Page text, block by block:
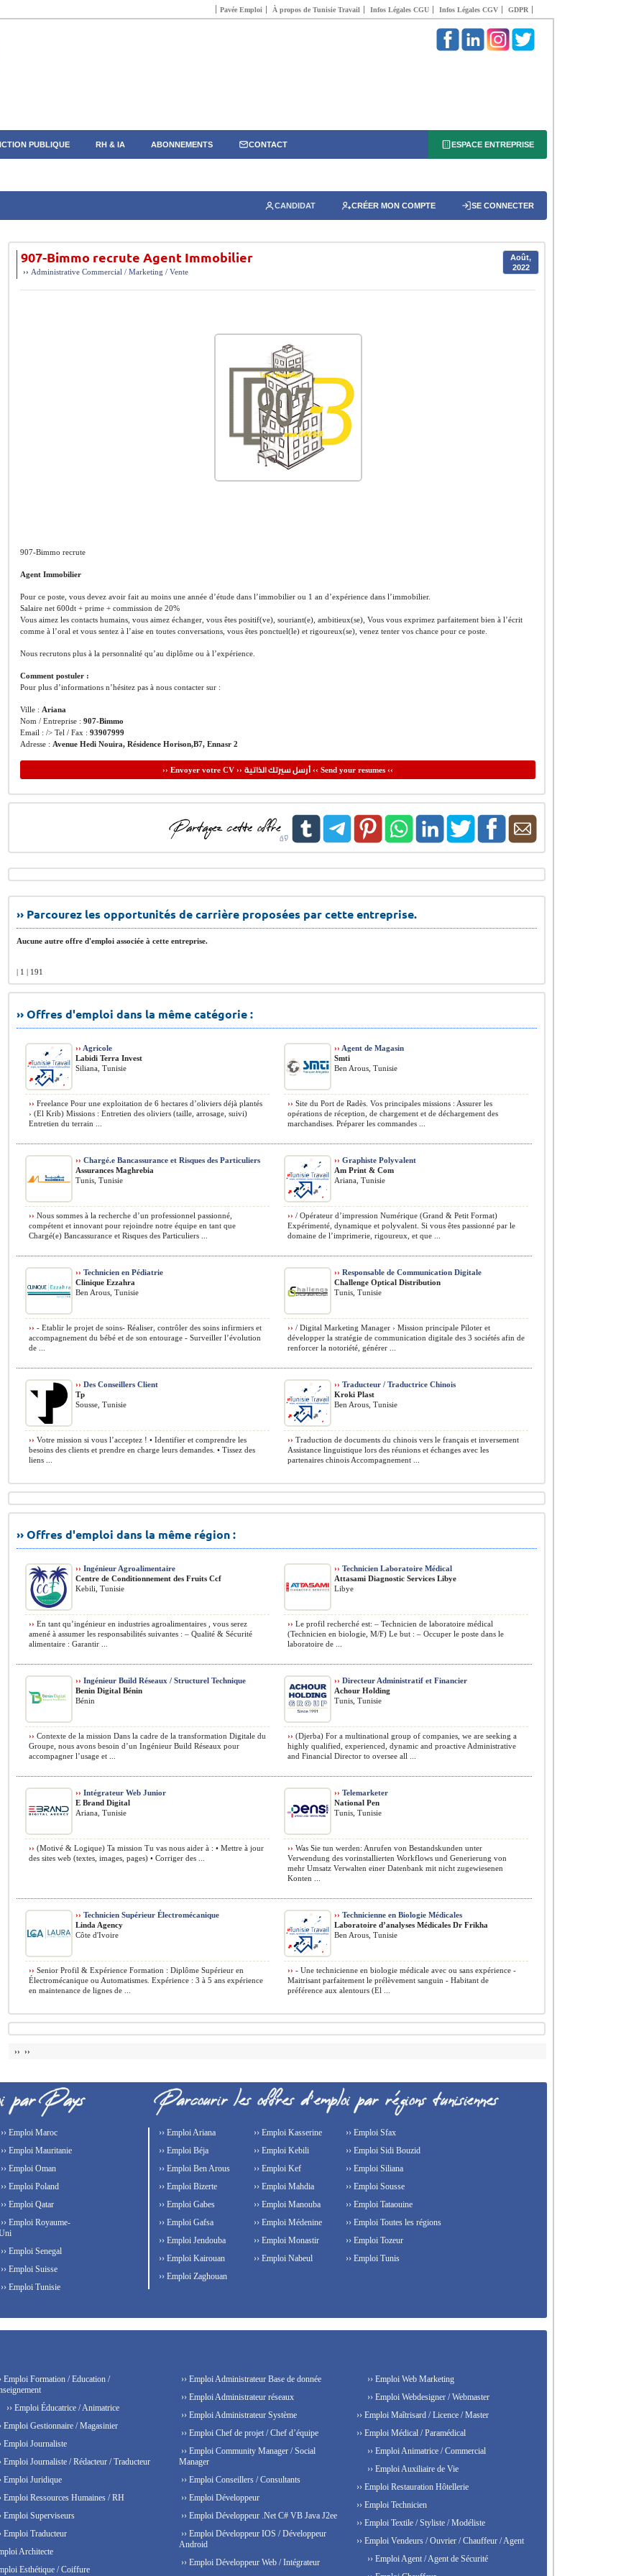
Pavée Emploi À propos de Tunisie Travail Infos Légales CGU Infos Légales CGV GDPR
PUBLIQUE RH & IA ABONNEMENTS CONTACT ESPACE ENTREPRISE
CANDIDAT CRÉER MON COMPTE SE CONNECTER
907-Bimmo recrute Agent Immobilier
Août,
2022
›› Administrative Commercial / Marketing / Vente
907-Bimmo recrute
Agent Immobilier
Pour ce poste, vous devez avoir fait au moins une année d’étude dans l’immobilier ou 1 an d’expérience dans l’immobilier.
Salaire net 600dt + prime + commission de 20%
Vous aimez les contacts humains, vous aimez échanger, vous êtes positif(ve), souriant(e), ambitieux(se), Vous vous exprimez parfaitement bien à l’écrit
comme à l’oral et vous sentez à l’aise en toutes conversations, vous êtes ponctuel(le) et rigoureux(se), venez tenter vos chance pour ce poste.
Nous recrutons plus à la personnalité qu’au diplôme ou à l’expérience.
Comment postuler :
Pour plus d’informations n’hésitez pas à nous contacter sur :
Ville : Ariana
Nom / Entreprise : 907-Bimmo
Email : /> Tel / Fax : 93907999
Adresse : Avenue Hedi Nouira, Résidence Horison,B7, Ennasr 2
›› Envoyer votre CV ›› أرسل سيرتك الذاتية‹‹ Send your resumes ‹‹
›› Parcourez les opportunités de carrière proposées par cette entreprise.
Aucune autre offre d'emploi associée à cette entreprise.
| 1 | 191
›› Offres d'emploi dans la même catégorie :
›› Agricole
Labidi Terra Invest
Siliana, Tunisie
›› Freelance Pour une exploitation de 6 hectares d’oliviers déjà plantés
› (El Krib) Missions : Entretien des oliviers (taille, arrosage, suivi)
Entretien du terrain ...
›› Agent de Magasin
Smti
Ben Arous, Tunisie
›› Site du Port de Radès. Vos principales missions : Assurer les
opérations de réception, de chargement et de déchargement des
marchandises. Préparer les commandes ...
›› Chargé.e Bancassurance et Risques des Particuliers
Assurances Maghrebia
Tunis, Tunisie
›› Nous sommes à la recherche d’un professionnel passionné,
compétent et innovant pour rejoindre notre équipe en tant que
Chargé(e) Bancassurance et Risques des Particuliers ...
›› Graphiste Polyvalent
Am Print & Com
Ariana, Tunisie
›› / Opérateur d’impression Numérique (Grand & Petit Format)
Expérimenté, dynamique et polyvalent. Si vous êtes passionné par le
domaine de l’imprimerie, rigoureux, et que ...
›› Technicien en Pédiatrie
Clinique Ezzahra
Ben Arous, Tunisie
›› - Etablir le projet de soins- Réaliser, contrôler des soins infirmiers et
accompagnement du bébé et de son entourage - Surveiller l’évolution
de ...
›› Responsable de Communication Digitale
Challenge Optical Distribution
Tunis, Tunisie
›› / Digital Marketing Manager › Mission principale Piloter et
développer la stratégie de communication digitale des 3 sociétés afin de
renforcer la notoriété, générer ...
›› Des Conseillers Client
Tp
Sousse, Tunisie
›› Votre mission si vous l’acceptez ! • Identifier et comprendre les
besoins des clients et prendre en charge leurs demandes. • Tissez des
liens ...
›› Traducteur / Traductrice Chinois
Kroki Plast
Ben Arous, Tunisie
›› Traduction de documents du chinois vers le français et inversement
Assistance linguistique lors des réunions et échanges avec les
partenaires chinois Accompagnement ...
›› Offres d'emploi dans la même région :
›› Ingénieur Agroalimentaire
Centre de Conditionnement des Fruits Ccf
Kebili, Tunisie
›› En tant qu’ingénieur en industries agroalimentaires , vous serez
amené à assumer les responsabilités suivantes : – Qualité & Sécurité
alimentaire : Garantir ...
›› Technicien Laboratoire Médical
Attasami Diagnostic Services Libye
Libye
›› Le profil recherché est: – Technicien de laboratoire médical
(Technicien en biologie, M/F) Le but : – Occuper le poste dans le
laboratoire de ...
›› Ingénieur Build Réseaux / Structurel Technique
Benin Digital Bénin
Bénin
›› Contexte de la mission Dans la cadre de la transformation Digitale du
Groupe, nous avons besoin d’un Ingénieur Build Réseaux pour
accompagner l’usage et ...
›› Directeur Administratif et Financier
Achour Holding
Tunis, Tunisie
›› (Djerba) For a multinational group of companies, we are seeking a
highly qualified, experienced, dynamic and proactive Administrative
and Financial Director to oversee all ...
›› Intégrateur Web Junior
E Brand Digital
Ariana, Tunisie
›› (Motivé & Logique) Ta mission Tu vas nous aider à : • Mettre à jour
des sites web (textes, images, pages) • Corriger des ...
›› Telemarketer
National Pen
Tunis, Tunisie
›› Was Sie tun werden: Anrufen von Bestandskunden unter
Verwendung des vorinstallierten Workflows und Generierung von
mehr Umsatz Verwalten einer Datenbank mit nicht zugewiesenen
Konten ...
›› Technicien Supérieur Électromécanique
Linda Agency
Côte d'Ivoire
›› Senior Profil & Expérience Formation : Diplôme Supérieur en
Électromécanique ou Automatismes. Expérience : 3 à 5 ans expérience
en maintenance de lignes de ...
›› Technicienne en Biologie Médicales
Laboratoire d’analyses Médicales Dr Frikha
Ben Arous, Tunisie
›› - Une technicienne en biologie médicale avec ou sans expérience -
Maitrisant parfaitement le prélèvement sanguin - Habitant de
préférence aux alentours (El ...
›› ››
›› Emploi Maroc
›› Emploi Mauritanie
›› Emploi Oman
›› Emploi Poland
›› Emploi Qatar
›› Emploi Royaume-
›› Emploi Senegal
›› Emploi Suisse
›› Emploi Tunisie
›› Emploi Ariana
›› Emploi Béja
›› Emploi Ben Arous
›› Emploi Bizerte
›› Emploi Gabes
›› Emploi Gafsa
›› Emploi Jendouba
›› Emploi Kairouan
›› Emploi Kasserine
›› Emploi Kebili
›› Emploi Kef
›› Emploi Mahdia
›› Emploi Manouba
›› Emploi Médenine
›› Emploi Monastir
›› Emploi Nabeul
›› Emploi Sfax
›› Emploi Sidi Bouzid
›› Emploi Siliana
›› Emploi Sousse
›› Emploi Tataouine
›› Emploi Toutes les régions
›› Emploi Tozeur
›› Emploi Tunis
›› Emploi Zaghouan
Emploi Formation / Education /
›› Emploi Éducatrice / Animatrice
Emploi Gestionnaire / Magasinier
Emploi Journaliste
Emploi Journaliste / Rédacteur / Traducteur
Emploi Juridique
Emploi Ressources Humaines / RH
Emploi Superviseurs
Emploi Traducteur
Architecte
Esthétique / Coiffure
›› Emploi Administrateur Base de donnée
›› Emploi Administrateur réseaux
›› Emploi Administrateur Système
›› Emploi Chef de projet / Chef d’équipe
›› Emploi Community Manager / Social
Manager
›› Emploi Conseillers / Consultants
›› Emploi Développeur
›› Emploi Développeur .Net C# VB Java J2ee
›› Emploi Développeur IOS / Développeur
Android
›› Emploi Développeur Web / Intégrateur
›› Emploi Web Marketing
›› Emploi Webdesigner / Webmaster
›› Emploi Maîtrisard / Licence / Master
›› Emploi Médical / Paramédical
›› Emploi Animatrice / Commercial
›› Emploi Auxiliaire de Vie
›› Emploi Restauration Hôtellerie
›› Emploi Technicien
›› Emploi Textile / Styliste / Modéliste
›› Emploi Vendeurs / Ouvrier / Chauffeur / Agent
›› Emploi Agent / Agent de Sécurité